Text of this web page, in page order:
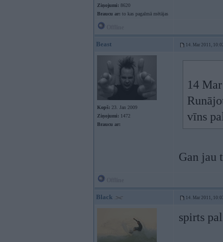
Ziņojumi: 8620
Braucu ar: to kas pagalmā mētājas
Beast 14. Mar 2011,
Kopš: 23. Jan 2009
Ziņojumi: 1472
Braucu ar:
14
vīns
Gan jau
Black 14. Mar 2011,
spirts